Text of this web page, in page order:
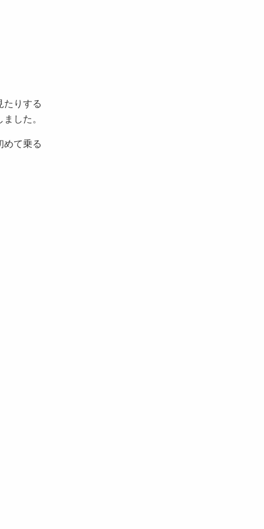
たりする
した。
めて乗る